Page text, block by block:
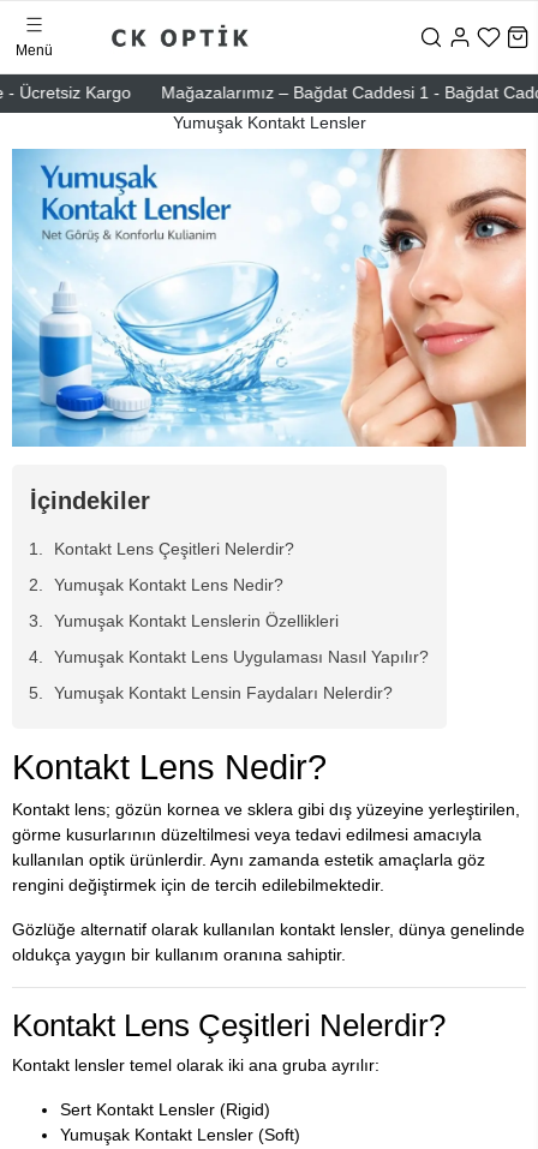
Kargo Mağazalarımız – Bağdat Caddesi 1 - Bağdat
Menü
Yumuşak Kontakt Lensler
İçindekiler
Kontakt Lens Çeşitleri Nelerdir?
Yumuşak Kontakt Lens Nedir?
Yumuşak Kontakt Lenslerin Özellikleri
Yumuşak Kontakt Lens Uygulaması Nasıl Yapılır?
Yumuşak Kontakt Lensin Faydaları Nelerdir?
Kontakt Lens Nedir?
Kontakt lens; gözün kornea ve sklera gibi dış yüzeyine yerleştirilen,
görme kusurlarının düzeltilmesi veya tedavi edilmesi amacıyla
kullanılan optik ürünlerdir. Aynı zamanda estetik amaçlarla göz
rengini değiştirmek için de tercih edilebilmektedir.
Gözlüğe alternatif olarak kullanılan kontakt lensler, dünya genelinde
oldukça yaygın bir kullanım oranına sahiptir.
Kontakt Lens Çeşitleri Nelerdir?
Kontakt lensler temel olarak iki ana gruba ayrılır:
Sert Kontakt Lensler (Rigid)
Yumuşak Kontakt Lensler (Soft)